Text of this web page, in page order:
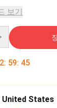
보기
: 59: 45
United States